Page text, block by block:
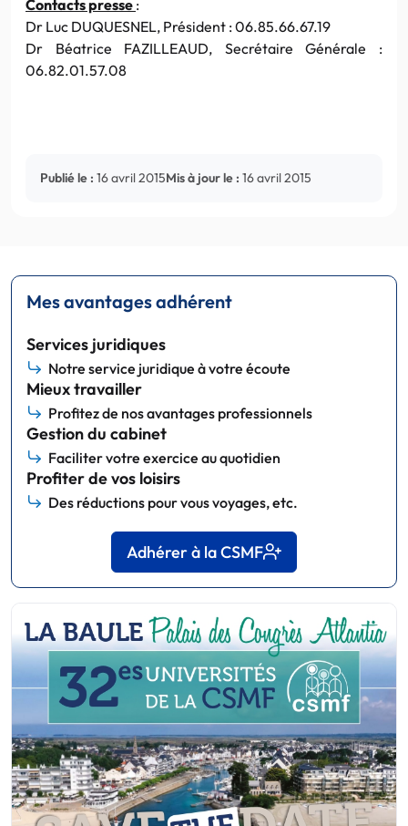
Contacts presse :
Dr Luc DUQUESNEL, Président : 06.85.66.67.19
Dr Béatrice FAZILLEAUD, Secrétaire Générale :
06.82.01.57.08
Publié le : 16 avril 2015Mis à jour le : 16 avril 2015
Mes avantages adhérent
Services juridiques
Notre service juridique à votre écoute
Mieux travailler
Profitez de nos avantages professionnels
Gestion du cabinet
Faciliter votre exercice au quotidien
Profiter de vos loisirs
Des réductions pour vous voyages, etc.
Adhérer à la CSMF